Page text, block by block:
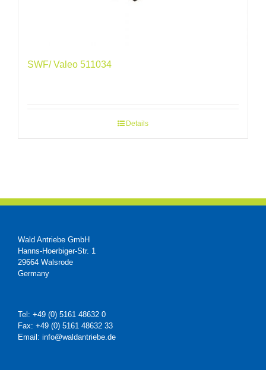
SWF/ Valeo 511034
Details
Wald Antriebe GmbH
Hanns-Hoerbiger-Str. 1
29664 Walsrode
Germany
Tel: +49 (0) 5161 48632 0
Fax: +49 (0) 5161 48632 33
Email: info@waldantriebe.de